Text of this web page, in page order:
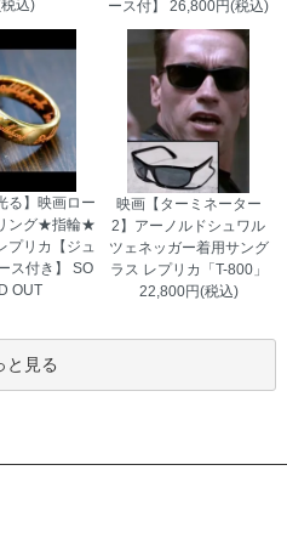
んでもらえてよかっ
と言っていた。」
込)
ース付】
26,800円(税込)
る】映画ロー
ング★指輪★
リカ【ジュ
ス付き】
SO
OUT
映画【ターミネーター
2】アーノルドシュワル
ツェネッガー着用サング
ラス レプリカ「T-800」
22,800円(税込)
と見る